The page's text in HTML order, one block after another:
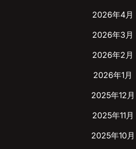
2026年4月
2026年3月
2026年2月
2026年1月
2025年12月
2025年11月
2025年10月